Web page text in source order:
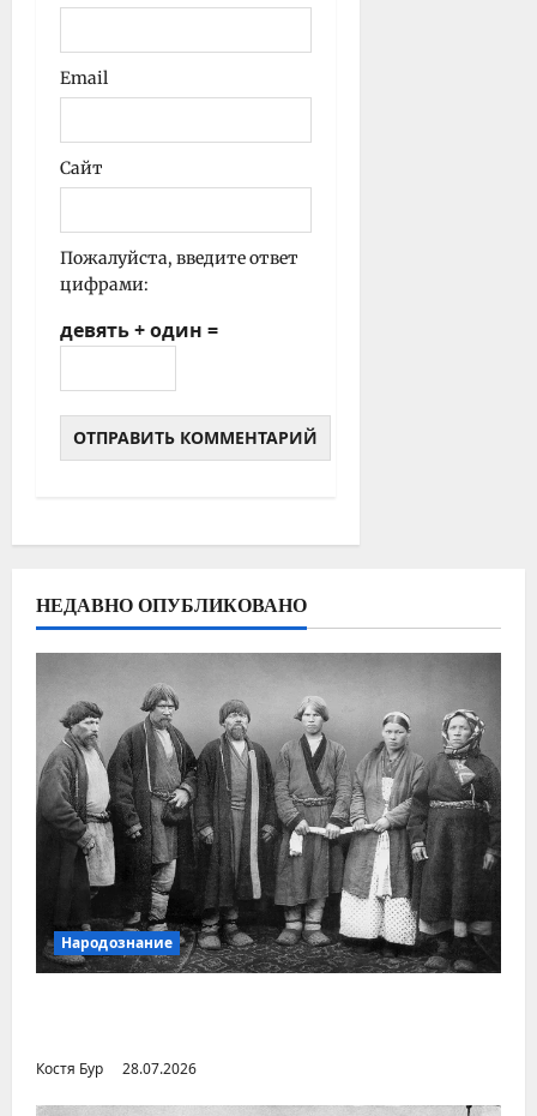
Email
Сайт
Пожалуйста, введите ответ
цифрами:
девять + один =
НЕДАВНО ОПУБЛИКОВАНО
Народознание
Костя Бур 28.07.2026